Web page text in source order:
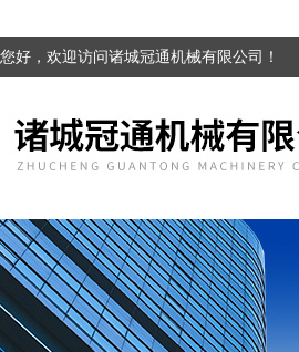
您好，欢迎访问诸城冠通机械有限公司！